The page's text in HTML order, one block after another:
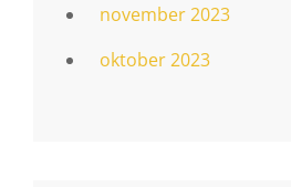
november 2023
oktober 2023